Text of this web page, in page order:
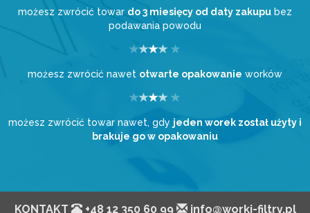
możesz zwrócić towar do 3 miesięcy od daty zakupu bez
podawania powodu
możesz zwrócić nawet otwarte opakowanie worków
możesz zwrócić towar nawet, gdy jeden worek został użyty i
brakuje go w opakowaniu
KONTAKT +48 12 350 60 99 info@worki-filtry.pl